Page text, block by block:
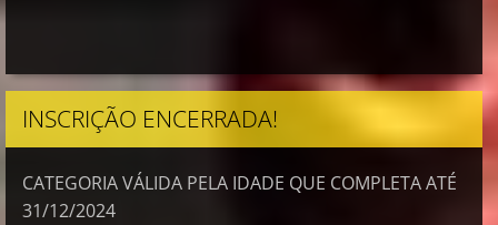
INSCRIÇÃO ENCERRADA!
CATEGORIA VÁLIDA PELA IDADE QUE COMPLETA ATÉ
31/12/2024